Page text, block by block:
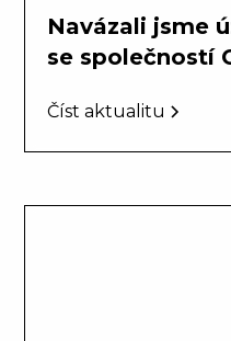
Navázali jsme
se společností
Číst aktualitu